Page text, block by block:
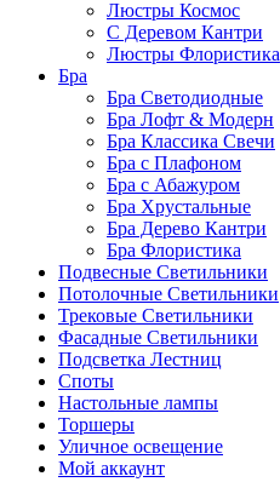
Люстры Космос
С Деревом Кантри
Люстры Флористика
Бра
Бра Светодиодные
Бра Лофт & Модерн
Бра Классика Свечи
Бра с Плафоном
Бра с Абажуром
Бра Хрустальные
Бра Дерево Кантри
Бра Флористика
Подвесные Светильники
Потолочные Светильники
Трековые Светильники
Фасадные Светильники
Подсветка Лестниц
Споты
Настольные лампы
Торшеры
Уличное освещение
Мой аккаунт